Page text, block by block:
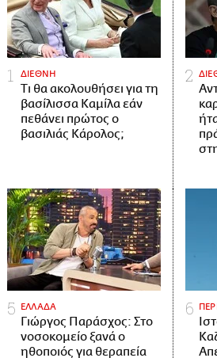
ΔΙΕΘΝΗ
Τι θα ακολουθήσει για τη
βασίλισσα Καμίλα εάν
πεθάνει πρώτος ο
βασιλιάς Κάρολος;
ΕΛΛΑΔΑ
Γιώργος Παράσχος: Στο
νοσοκομείο ξανά ο
ηθοποιός για θεραπεία